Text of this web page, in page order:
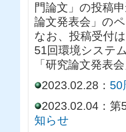
門論文」の投稿
論文発表会」の
なお、投稿受付
51回環境システ
「研究論文発表
2023.02.28： 50
2023.02.04：
知らせ